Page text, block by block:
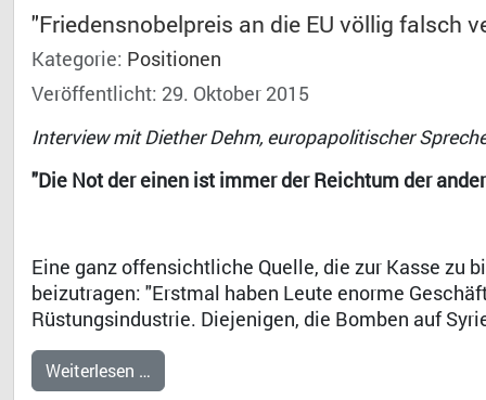
"Friedensnobelpreis an die EU völlig falsch
Kategorie: Positionen
Veröffentlicht: 29. Oktober 2015
Interview mit Diether Dehm, europapolitischer
"Die Not der einen ist immer der Reichtum der
Eine ganz offensichtliche Quelle, die zur Kasse zu
beizutragen: "Erstmal haben Leute enorme
Rüstungsindustrie. Diejenigen, die Bomben auf
Weiterlesen …